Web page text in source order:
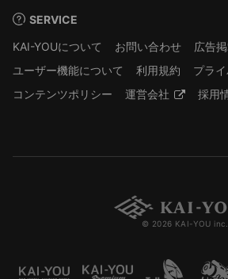
SERVICE
KAI-YOUについて
お問い合わせ
広告
ユーザー機能について
利用規約
プラ
コンテンツポリシー
運営会社 採用
© 2026 KAI-YOU inc.